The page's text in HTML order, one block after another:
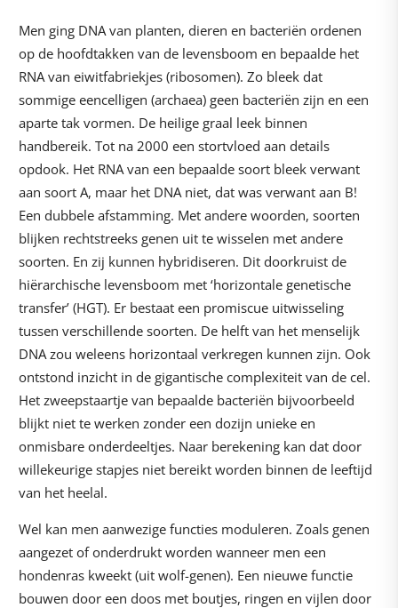
Men ging DNA van planten, dieren en bacteriën ordenen
op de hoofdtakken van de levensboom en bepaalde het
RNA van eiwitfabriekjes (ribosomen). Zo bleek dat
sommige eencelligen (archaea) geen bacteriën zijn en een
aparte tak vormen. De heilige graal leek binnen
handbereik. Tot na 2000 een stortvloed aan details
opdook. Het RNA van een bepaalde soort bleek verwant
aan soort A, maar het DNA niet, dat was verwant aan B!
Een dubbele afstamming. Met andere woorden, soorten
blijken rechtstreeks genen uit te wisselen met andere
soorten. En zij kunnen hybridiseren. Dit doorkruist de
hiërarchische levensboom met ‘horizontale genetische
transfer’ (HGT). Er bestaat een promiscue uitwisseling
tussen verschillende soorten. De helft van het menselijk
DNA zou weleens horizontaal verkregen kunnen zijn. Ook
ontstond inzicht in de gigantische complexiteit van de cel.
Het zweepstaartje van bepaalde bacteriën bijvoorbeeld
blijkt niet te werken zonder een dozijn unieke en
onmisbare onderdeeltjes. Naar berekening kan dat door
willekeurige stapjes niet bereikt worden binnen de leeftijd
van het heelal.
Wel kan men aanwezige functies moduleren. Zoals genen
aangezet of onderdrukt worden wanneer men een
hondenras kweekt (uit wolf-genen). Een nieuwe functie
bouwen door een doos met boutjes, ringen en vijlen door